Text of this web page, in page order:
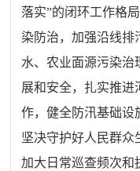
落实”的闭环工作格
染防治，加强沿线排
水、农业面源污染治
展和安全，扎实推进
作，健全防汛基础设
坚决守护好人民群众
加大日常巡查频次和